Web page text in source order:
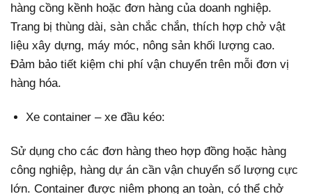
hàng cồng kềnh hoặc đơn hàng của doanh nghiệp.
Trang bị thùng dài, sàn chắc chắn, thích hợp chở vật
liệu xây dựng, máy móc, nông sản khối lượng cao.
Đảm bảo tiết kiệm chi phí vận chuyển trên mỗi đơn vị
hàng hóa.
Xe container – xe đầu kéo:
Sử dụng cho các đơn hàng theo hợp đồng hoặc hàng
công nghiệp, hàng dự án cần vận chuyển số lượng cực
lớn. Container được niêm phong an toàn, có thể chở